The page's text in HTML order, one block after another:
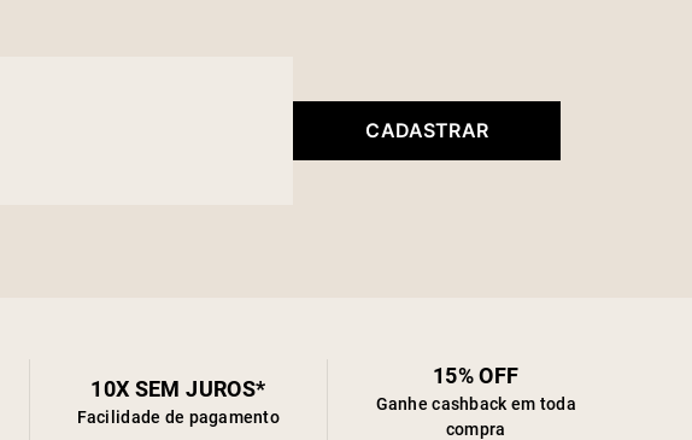
CADASTRAR
10X SEM JUROS*
Facilidade de pagamento
15% OFF
Ganhe cashback em toda
compra